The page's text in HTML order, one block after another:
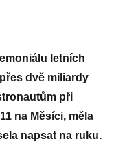
letních
dvě miliardy
při
na Měsíci, měla
napsat na ruku.